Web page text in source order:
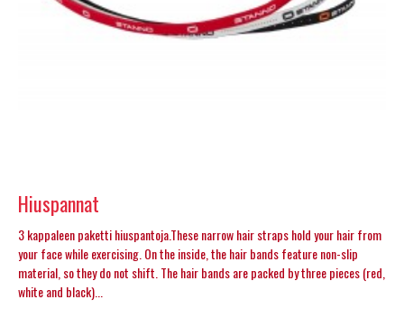
Hiuspannat
3 kappaleen paketti hiuspantoja.These narrow hair straps hold your hair from
your face while exercising. On the inside, the hair bands feature non-slip
material, so they do not shift. The hair bands are packed by three pieces (red,
white and black)...